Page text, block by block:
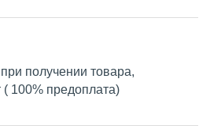
получении товара,
( 100% предоплата)